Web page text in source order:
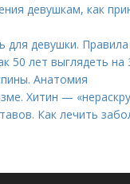
девушкам, как
для девушки.
50 лет выглядеть на
Анатомия
Хитин —
Как лечить